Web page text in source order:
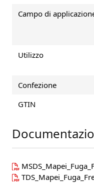
Campo di
Utilizzo
Confezione
GTIN